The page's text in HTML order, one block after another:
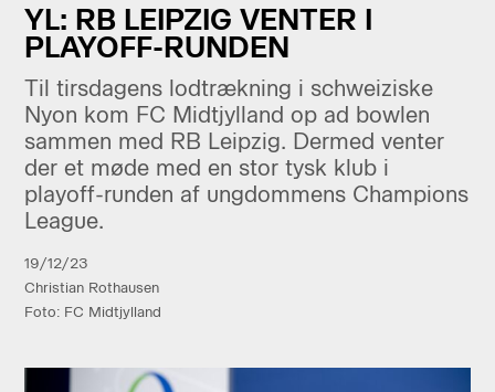
YL: RB LEIPZIG VENTER I
PLAYOFF-RUNDEN
Til tirsdagens lodtrækning i schweiziske
Nyon kom FC Midtjylland op ad bowlen
sammen med RB Leipzig. Dermed venter
der et møde med en stor tysk klub i
playoff-runden af ungdommens Champions
League.
19/12/23
Christian Rothausen
Foto: FC Midtjylland